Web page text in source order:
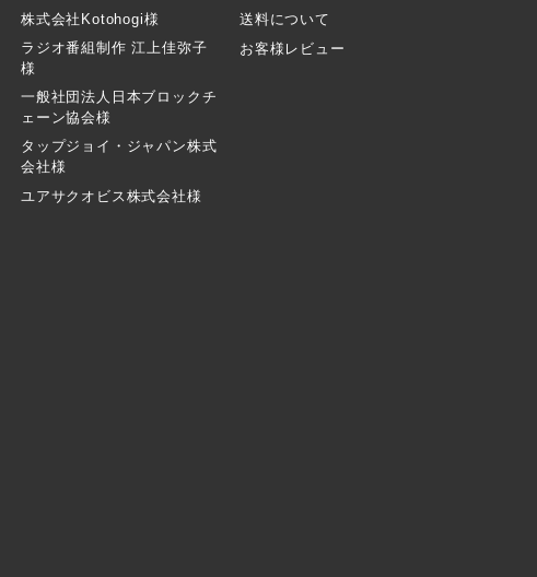
株式会社Kotohogi様
ラジオ番組制作 江上佳弥子
様
一般社団法人日本ブロックチ
ェーン協会様
タップジョイ・ジャパン株式
会社様
ユアサクオビス株式会社様
送料について
お客様レビュー